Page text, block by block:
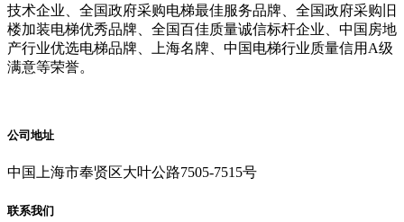
技术企业、全国政府采购电梯最佳服务品牌、全国政府采购旧
楼加装电梯优秀品牌、全国百佳质量诚信标杆企业、中国房地
产行业优选电梯品牌、上海名牌、中国电梯行业质量信用A级
满意等荣誉。
公司地址
中国上海市奉贤区大叶公路7505-7515号
联系我们